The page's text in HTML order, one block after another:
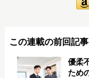
この連載の前回記事
優柔
ため